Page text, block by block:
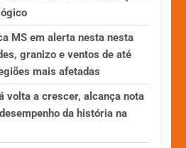
MS em alerta nesta nesta
granizo e ventos de até
mais afetadas
volta a crescer, alcança nota
da história na